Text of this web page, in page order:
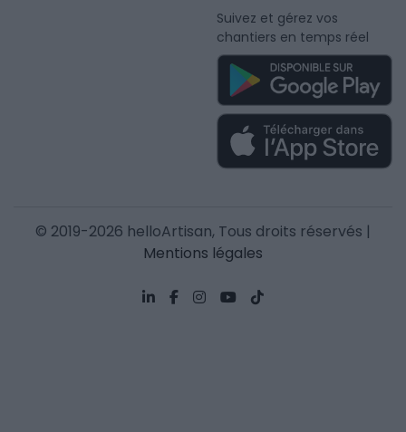
Suivez et gérez vos
chantiers en temps réel
© 2019-2026 helloArtisan, Tous droits réservés |
Mentions légales